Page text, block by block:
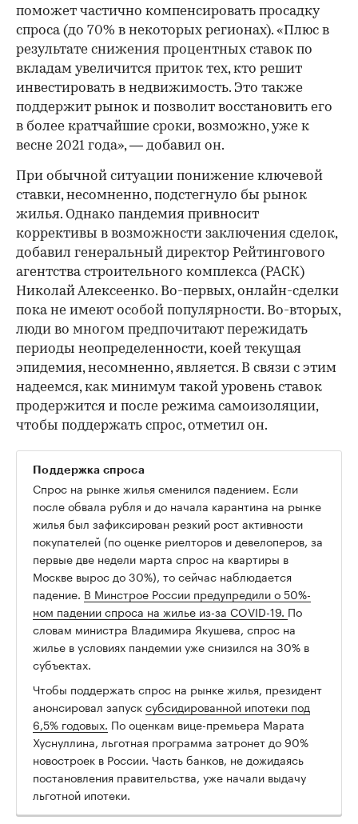
поможет частично компенсировать просадку
спроса (до 70% в некоторых регионах). «Плюс в
результате снижения процентных ставок по
вкладам увеличится приток тех, кто решит
инвестировать в недвижимость. Это также
поддержит рынок и позволит восстановить его
в более кратчайшие сроки, возможно, уже к
весне 2021 года», — добавил он.
При обычной ситуации понижение ключевой
ставки, несомненно, подстегнуло бы рынок
жилья. Однако пандемия привносит
коррективы в возможности заключения сделок,
добавил генеральный директор Рейтингового
агентства строительного комплекса (РАСК)
Николай Алексеенко. Во-первых, онлайн-сделки
пока не имеют особой популярности. Во-вторых,
люди во многом предпочитают пережидать
периоды неопределенности, коей текущая
эпидемия, несомненно, является. В связи с этим
надеемся, как минимум такой уровень ставок
продержится и после режима самоизоляции,
чтобы поддержать спрос, отметил он.
Поддержка спроса
Спрос на рынке жилья сменился падением. Если
после обвала рубля и до начала карантина на рынке
жилья был зафиксирован резкий рост активности
покупателей (по оценке риелторов и девелоперов, за
первые две недели марта спрос на квартиры в
Москве вырос до 30%), то сейчас наблюдается
падение. В Минстрое России предупредили о 50%-
ном падении спроса на жилье из-за COVID-19. По
словам министра Владимира Якушева, спрос на
жилье в условиях пандемии уже снизился на 30% в
субъектах.
Чтобы поддержать спрос на рынке жилья, президент
анонсировал запусксубсидированной ипотеки под
6,5% годовых. По оценкам вице-премьера Марата
Хуснуллина, льготная программа затронет до 90%
новостроек в России. Часть банков, не дожидаясь
постановления правительства, уже начали выдачу
льготной ипотеки.